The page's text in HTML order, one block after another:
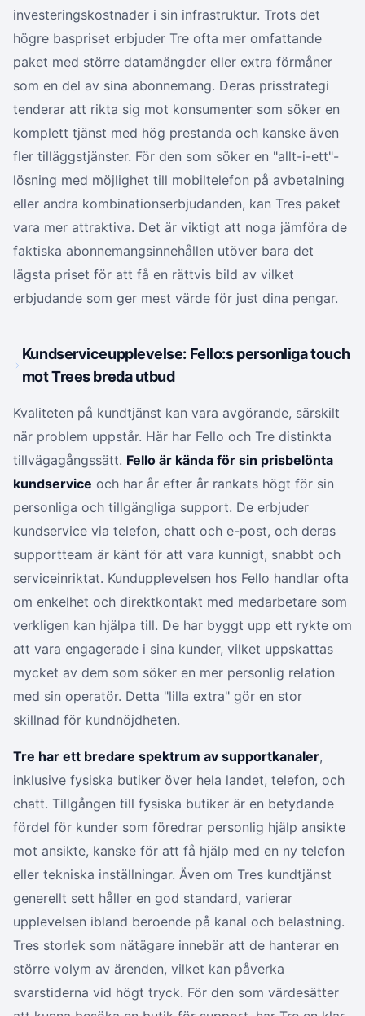
investeringskostnader i sin infrastruktur. Trots det
högre baspriset erbjuder Tre ofta mer omfattande
paket med större datamängder eller extra förmåner
som en del av sina abonnemang. Deras prisstrategi
tenderar att rikta sig mot konsumenter som söker en
komplett tjänst med hög prestanda och kanske även
fler tilläggstjänster. För den som söker en "allt-i-ett"-
lösning med möjlighet till mobiltelefon på avbetalning
eller andra kombinationserbjudanden, kan Tres paket
vara mer attraktiva. Det är viktigt att noga jämföra de
faktiska abonnemangsinnehållen utöver bara det
lägsta priset för att få en rättvis bild av vilket
erbjudande som ger mest värde för just dina pengar.
Kundserviceupplevelse: Fello:s personliga touch
mot Trees breda utbud
Kvaliteten på kundtjänst kan vara avgörande, särskilt
när problem uppstår. Här har Fello och Tre distinkta
tillvägagångssätt. Fello är kända för sin prisbelönta
kundservice och har år efter år rankats högt för sin
personliga och tillgängliga support. De erbjuder
kundservice via telefon, chatt och e-post, och deras
supportteam är känt för att vara kunnigt, snabbt och
serviceinriktat. Kundupplevelsen hos Fello handlar ofta
om enkelhet och direktkontakt med medarbetare som
verkligen kan hjälpa till. De har byggt upp ett rykte om
att vara engagerade i sina kunder, vilket uppskattas
mycket av dem som söker en mer personlig relation
med sin operatör. Detta "lilla extra" gör en stor
skillnad för kundnöjdheten.
Tre har ett bredare spektrum av supportkanaler,
inklusive fysiska butiker över hela landet, telefon, och
chatt. Tillgången till fysiska butiker är en betydande
fördel för kunder som föredrar personlig hjälp ansikte
mot ansikte, kanske för att få hjälp med en ny telefon
eller tekniska inställningar. Även om Tres kundtjänst
generellt sett håller en god standard, varierar
upplevelsen ibland beroende på kanal och belastning.
Tres storlek som nätägare innebär att de hanterar en
större volym av ärenden, vilket kan påverka
svarstiderna vid högt tryck. För den som värdesätter